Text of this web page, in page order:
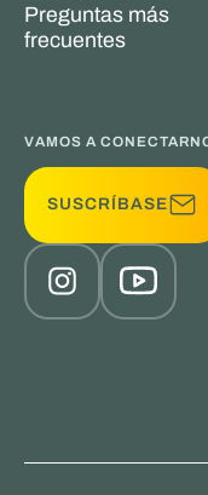
Preguntas más
frecuentes
VAMOS A
SUSCRÍBASE